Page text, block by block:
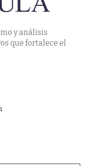
y análisis
que fortalece el